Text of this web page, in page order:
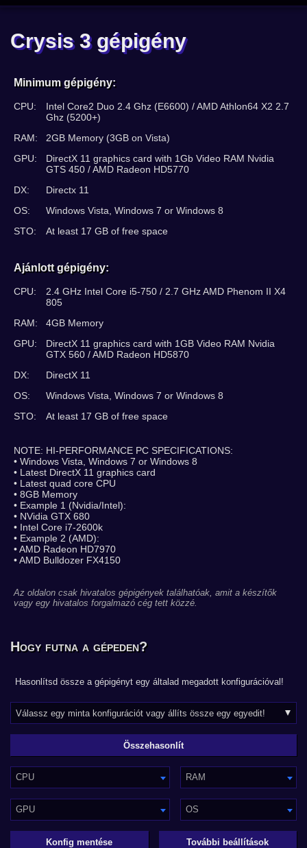
Crysis 3 gépigény
Minimum gépigény:
CPU:
Intel Core2 Duo 2.4 Ghz (E6600) / AMD Athlon64 X2 2.7
Ghz (5200+)
RAM:
2GB Memory (3GB on Vista)
GPU:
DirectX 11 graphics card with 1Gb Video RAM Nvidia
GTS 450 / AMD Radeon HD5770
DX:
Directx 11
OS:
Windows Vista, Windows 7 or Windows 8
STO:
At least 17 GB of free space
Ajánlott gépigény:
CPU:
2.4 GHz Intel Core i5-750 / 2.7 GHz AMD Phenom II X4
805
RAM:
4GB Memory
GPU:
DirectX 11 graphics card with 1GB Video RAM Nvidia
GTX 560 / AMD Radeon HD5870
DX:
DirectX 11
OS:
Windows Vista, Windows 7 or Windows 8
STO:
At least 17 GB of free space
NOTE: HI-PERFORMANCE PC SPECIFICATIONS:
• Windows Vista, Windows 7 or Windows 8
• Latest DirectX 11 graphics card
• Latest quad core CPU
• 8GB Memory
• Example 1 (Nvidia/Intel):
• NVidia GTX 680
• Intel Core i7-2600k
• Example 2 (AMD):
• AMD Radeon HD7970
• AMD Bulldozer FX4150
Az oldalon csak hivatalos gépigények találhatóak, amit a készítők
vagy egy hivatalos forgalmazó cég tett közzé.
Hogy futna a gépeden?
Hasonlítsd össze a gépigényt egy általad megadott konfigurációval!
CPU RAM
GPU OS
Konfig mentése További beállítások